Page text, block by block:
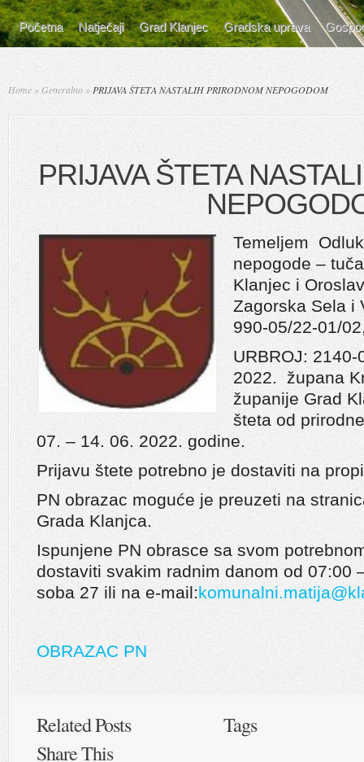
Početna Natječaji Grad Klanjec Gradska uprava
Home »Generalno » PRIJAVA ŠTETA NASTALIH PRIRODNOM NEPOGODOM
PRIJAVA ŠTETA
Temeljem
nepogode –
Klanjec i
Zagorska Sela i
990-05/22-01/
URBROJ:
2022. župana
županije Grad
šteta od
07. – 14. 06. 2022. godine.
Prijavu štete potrebno je dostaviti na
PN obrazac moguće je preuzeti na
Grada Klanjca.
Ispunjene PN obrasce sa svom
dostaviti svakim radnim danom od 07:00
soba 27 ili na e-mail:
OBRAZAC PN
Related Posts
Tags
Share This